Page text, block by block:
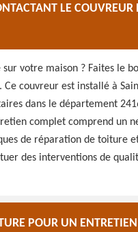
LE
votre maison ? Faites le
couvreur est installé à
dans le département
complet comprend un
de réparation de toiture
des interventions de
POUR UN